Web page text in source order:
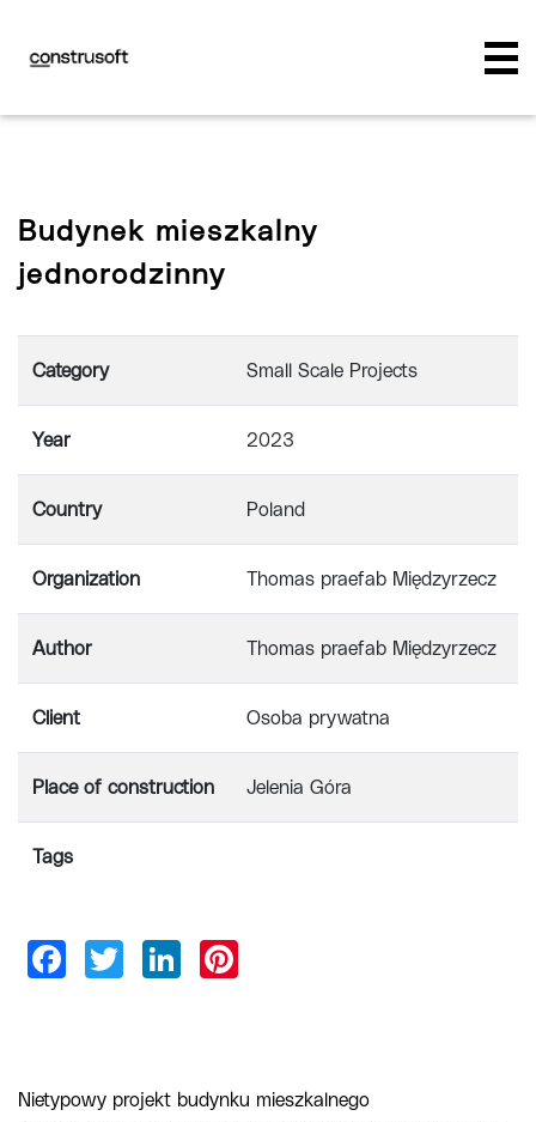
Budynek mieszkalny
jednorodzinny
Category Small Scale Projects
Year 2023
Country Poland
Organization Thomas praefab Międzyrzecz
Author Thomas praefab Międzyrzecz
Client Osoba prywatna
Place of construction Jelenia Góra
Tags
Nietypowy projekt budynku mieszkalnego